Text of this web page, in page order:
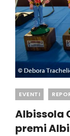
Categories
EVENTI
Albissola
premi